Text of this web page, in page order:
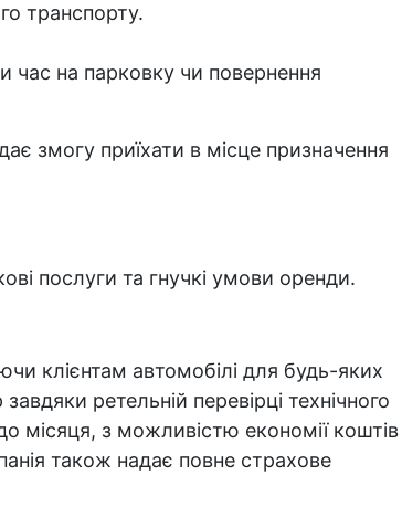
транспорту.
час на парковку чи повернення
змогу приїхати в місце призначення
послуги та гнучкі умови оренди.
клієнтам автомобілі для будь-яких
ретельній перевірці технічного
місяця, з можливістю економії коштів
також надає повне страхове